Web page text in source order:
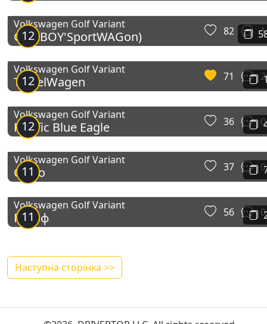
12
Volkswagen Golf Variant
GoluBOY'SportWAGon) 82 1
12
Volkswagen Golf Variant
TravelWagen 71 2
12
Volkswagen Golf Variant
Pacific Blue Eagle 36 0
11
Volkswagen Golf Variant
Сірко 37 0
11
Volkswagen Golf Variant
Гольф 56 0
Наступна сторінка >>